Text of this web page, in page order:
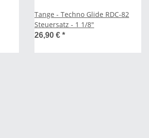
Tange - Techno Glide RDC-82
Steuersatz - 1 1/8"
26,90 € *